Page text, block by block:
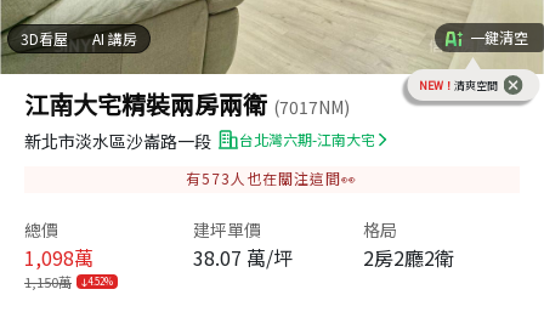
3D看屋 AI 講房 一鍵清空
NEW！ 清爽空間
江南大宅精裝兩房兩衛 (7017NM)
新北市淡水區沙崙路一段
台北灣六期-江南大宅
有573 人也在關注這間👀
總價
1,098萬
1,150萬 4.52%
建坪單價
38.07 萬/坪
格局
2房2廳2衛